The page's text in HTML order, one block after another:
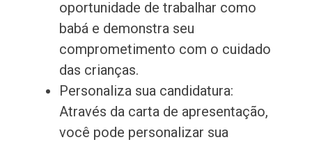
oportunidade de trabalhar como
babá e demonstra seu
comprometimento com o cuidado
das crianças.
Personaliza sua candidatura:
Através da carta de apresentação,
você pode personalizar sua